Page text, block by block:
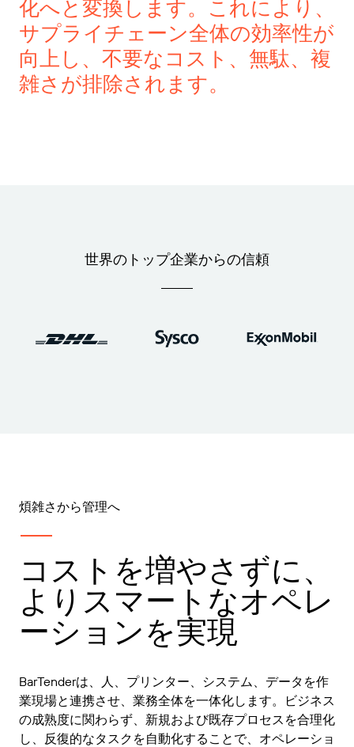
化へと変換します。これにより、
サプライチェーン全体の効率性が
向上し、不要なコスト、無駄、複
雑さが排除されます。
世界のトップ企業からの信頼
煩雑さから管理へ
コストを増やさずに、
よりスマートなオペレ
ーションを実現
BarTenderは、人、プリンター、システム、データを作
業現場と連携させ、業務全体を一体化します。ビジネス
の成熟度に関わらず、新規および既存プロセスを合理化
し、反復的なタスクを自動化することで、オペレーショ